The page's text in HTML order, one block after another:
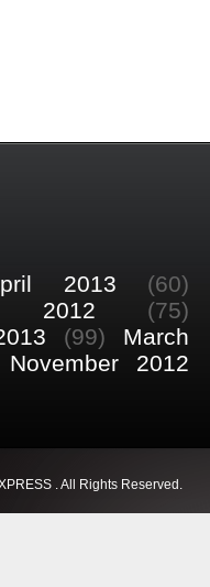
2013
(60)
2012
(75)
(99)
March
November 2012
. All Rights Reserved.